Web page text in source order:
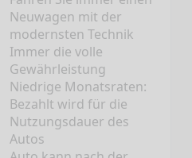
Neuwagen mit der
modernsten Technik
Immer die volle
Gewährleistung
Niedrige Monatsraten:
Bezahlt wird für die
Nutzungsdauer des
Autos